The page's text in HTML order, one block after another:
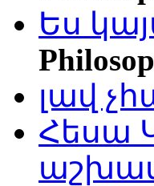
Ես
լավ
Հեսա